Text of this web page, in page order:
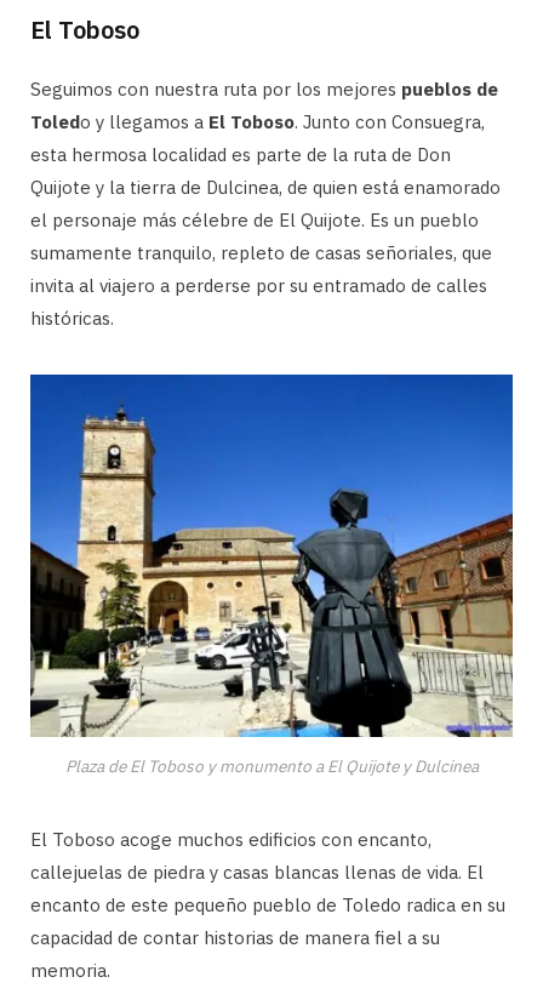
El Toboso
Seguimos con nuestra ruta por los mejores pueblos de
Toledo y llegamos a El Toboso. Junto con Consuegra,
esta hermosa localidad es parte de la ruta de Don
Quijote y la tierra de Dulcinea, de quien está enamorado
el personaje más célebre de El Quijote. Es un pueblo
sumamente tranquilo, repleto de casas señoriales, que
invita al viajero a perderse por su entramado de calles
históricas.
Plaza de El Toboso y monumento a El Quijote y Dulcinea
El Toboso acoge muchos edificios con encanto,
callejuelas de piedra y casas blancas llenas de vida. El
encanto de este pequeño pueblo de Toledo radica en su
capacidad de contar historias de manera fiel a su
memoria.